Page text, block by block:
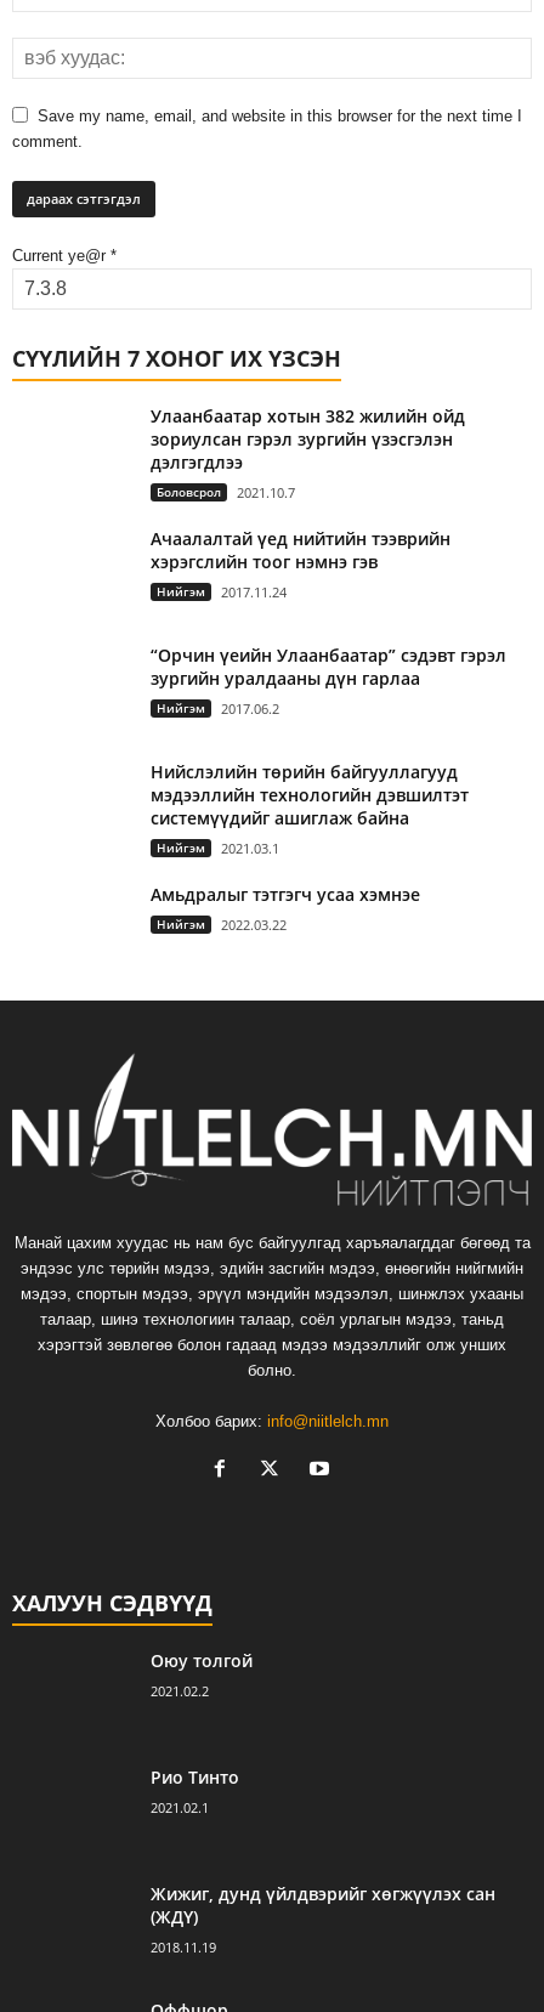
Save my name, email, and website in this browser for the next time I
comment.
Current ye@r *
СҮҮЛИЙН 7 ХОНОГ ИХ ҮЗСЭН
Улаанбаатар хотын 382 жилийн ойд
зориулсан гэрэл зургийн үзэсгэлэн
дэлгэгдлээ
Боловсрол 2021.10.7
Ачаалалтай үед нийтийн тээврийн
хэрэгслийн тоог нэмнэ гэв
Нийгэм 2017.11.24
“Орчин үеийн Улаанбаатар” сэдэвт гэрэл
зургийн уралдааны дүн гарлаа
Нийгэм 2017.06.2
Нийслэлийн төрийн байгууллагууд
мэдээллийн технологийн дэвшилтэт
системүүдийг ашиглаж байна
Нийгэм 2021.03.1
Амьдралыг тэтгэгч усаа хэмнэе
Нийгэм 2022.03.22
Манай цахим хуудас нь нам бус байгуулгад харъяалагддаг бөгөөд та
эндээс улс төрийн мэдээ, эдийн засгийн мэдээ, өнөөгийн нийгмийн
мэдээ, спортын мэдээ, эрүүл мэндийн мэдээлэл, шинжлэх ухааны
талаар, шинэ технологиин талаар, соёл урлагын мэдээ, таньд
хэрэгтэй зөвлөгөө болон гадаад мэдээ мэдээллийг олж унших
болно.
Холбоо барих: info@niitlelch.mn
ХАЛУУН СЭДВҮҮД
Оюу толгой
2021.02.2
Рио Тинто
2021.02.1
Жижиг, дунд үйлдвэрийг хөгжүүлэх сан
(ЖДҮ)
2018.11.19